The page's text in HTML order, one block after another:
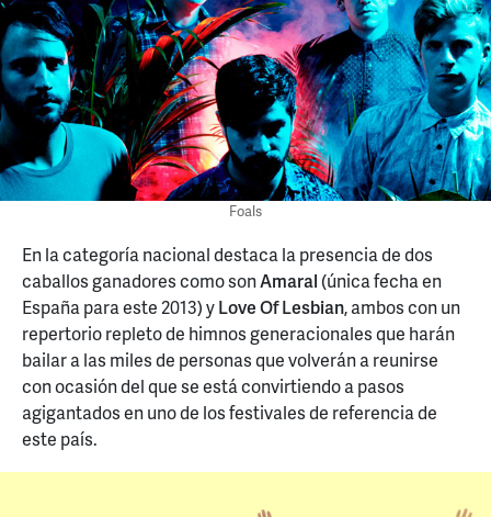
Foals
En la categoría nacional destaca la presencia de dos
caballos ganadores como sonAmaral (única fecha en
España para este 2013) yLove Of Lesbian, ambos con un
repertorio repleto de himnos generacionales que harán
bailar a las miles de personas que volverán a reunirse
con ocasión del que se está convirtiendo a pasos
agigantados en uno de los festivales de referencia de
este país.